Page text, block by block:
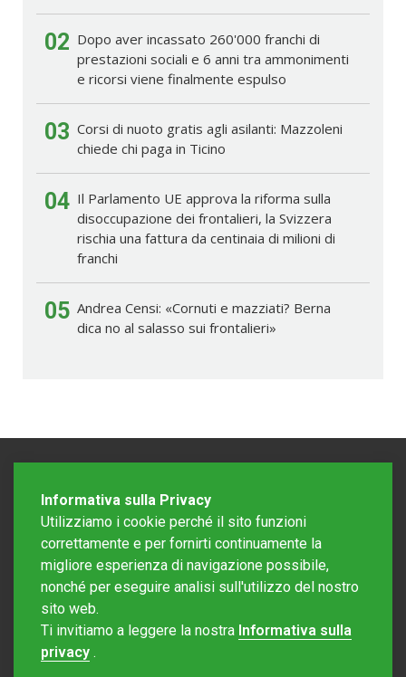
02 Dopo aver incassato 260'000 franchi di
prestazioni sociali e 6 anni tra ammonimenti
e ricorsi viene finalmente espulso
03 Corsi di nuoto gratis agli asilanti: Mazzoleni
chiede chi paga in Ticino
04 Il Parlamento UE approva la riforma sulla
disoccupazione dei frontalieri, la Svizzera
rischia una fattura da centinaia di milioni di
franchi
05 Andrea Censi: «Cornuti e mazziati? Berna
dica no al salasso sui frontalieri»
Editore Rotostampa SA
Informativa sulla Privacy
Utilizziamo i cookie perché il sito funzioni
correttamente e per fornirti continuamente la
migliore esperienza di navigazione possibile,
nonché per eseguire analisi sull'utilizzo del nostro
sito web.
Ti invitiamo a leggere la nostra Informativa sulla
privacy .